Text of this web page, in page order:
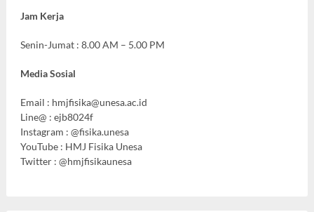
Jam Kerja
Senin-Jumat : 8.00 AM – 5.00 PM
Media Sosial
Email : hmjfisika@unesa.ac.id
Line@ : ejb8024f
Instagram : @fisika.unesa
YouTube : HMJ Fisika Unesa
Twitter : @hmjfisikaunesa